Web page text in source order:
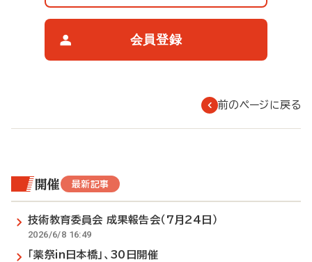
会員登録
前のページに戻る
開催 最新記事
技術教育委員会 成果報告会（7月24日）
2026/6/8 16:49
「薬祭in日本橋」、30日開催